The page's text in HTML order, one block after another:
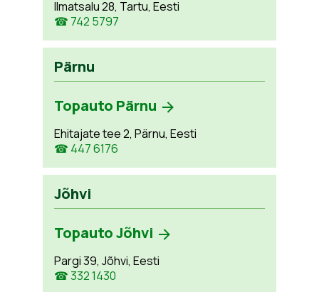
Ilmatsalu 28, Tartu, Eesti
☎ 742 5797
Pärnu
Topauto Pärnu
Ehitajate tee 2, Pärnu, Eesti
☎ 447 6176
Jõhvi
Topauto Jõhvi
Pargi 39, Jõhvi, Eesti
☎ 332 1430